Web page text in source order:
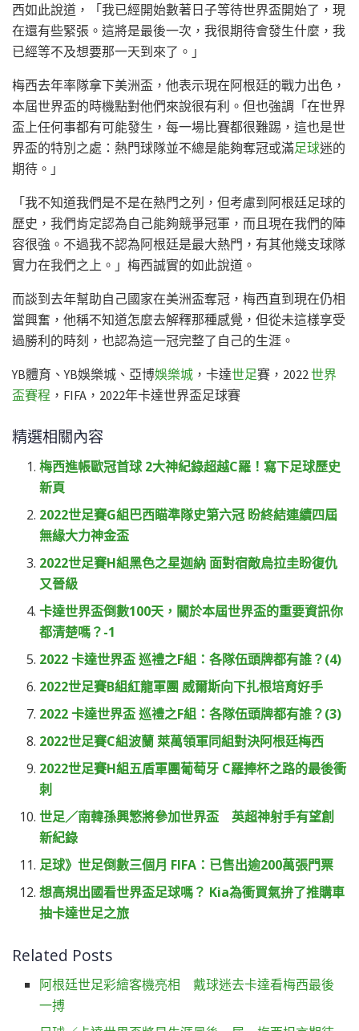
西如此說道，「我已經開始數著日子等待世界盃開始了，現
在還有些緊張。這將是最後一次，我很期待會發生什麼，我
已經等不及想要那一天到來了。」
梅西去年率隊拿下美洲盃，他表示現在阿根廷的戰力出色，
本屆世界盃的時機點對他們來說很有利。但也強調「在世界
盃上任何事都有可能發生，每一場比賽都很難踢，這也是世
界盃的特別之處：熱門球隊並不總是能夠奪冠或滿足球迷的
期待。」
「我不知道我們是不是在熱門之列，但考慮到阿根廷足球的
歷史，我們肯定認為自己能夠競爭冠軍，而且現在我們的陣
容很強。不過我不認為阿根廷是最大熱門，有其他幾支球隊
實力在我們之上。」梅西誠實的如此說道。
而談到去年幫助自己國家在美洲盃奪冠，梅西直到現在仍相
當興奮，他稱不知道怎麼去解釋那種感覺，但從未這樣享受
過勝利的時刻，也認為這一冠完整了自己的生涯。
YB體育、YB娛樂城、亞博娛樂城 ，卡達世足賽，2022 世界
盃賽程 ，FIFA，2022年卡達世界盃足球賽
精選相關內容
梅西進帳歐冠首球 2大神紀錄超越C羅！寫下足球歷史
新頁
2022世足賽G組巴西瞄準隊史第六冠 盼終結連續四屆
無緣大力神金盃
2022世足賽H組黑色之星迦納 面對宿敵烏拉圭盼復仇
又晉級
卡達世界盃倒數100天，關於本屆世界盃的重要資訊你
都清楚嗎？-1
2022 卡達世界盃 巡禮之F組：各隊伍頭牌都有誰？(4)
2022世足賽B組紅龍軍團 威爾斯向下扎根培育好手
2022 卡達世界盃 巡禮之F組：各隊伍頭牌都有誰？(3)
2022世足賽C組波蘭 萊萬領軍同組對決阿根廷梅西
2022世足賽H組五盾軍團葡萄牙 C羅捧杯之路的最後衝
刺
世足／南韓孫興慜將參加世界盃 英超神射手有望創
新紀錄
足球》世足倒數三個月 FIFA：已售出逾200萬張門票
想高規出國看世界盃足球嗎？ Kia為衝買氣拚了推購車
抽卡達世足之旅
Related Posts
阿根廷世足彩繪客機亮相 戴球迷去卡達看梅西最後
一搏